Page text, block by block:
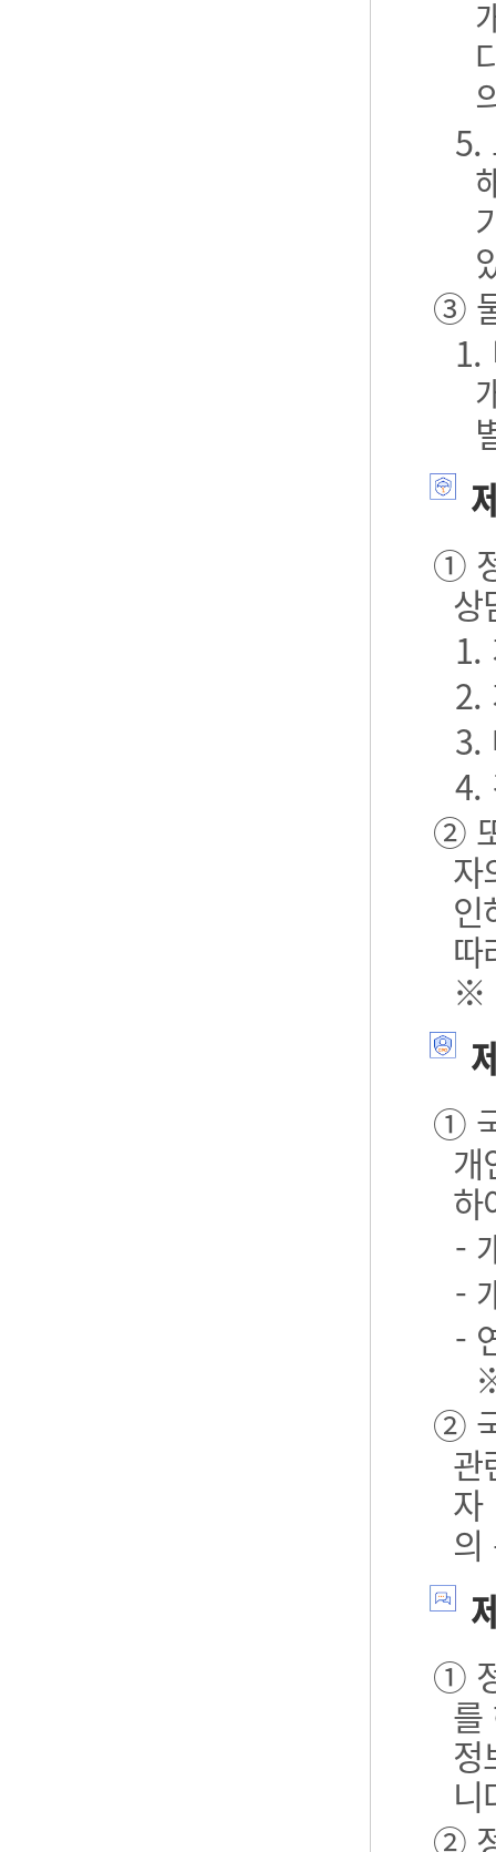
5.
③
1.
①
상
1.
2.
3.
4.
②
자
인
따
※
①
개
하
-
-
-
②
관
자
의
①
를
정
니
②